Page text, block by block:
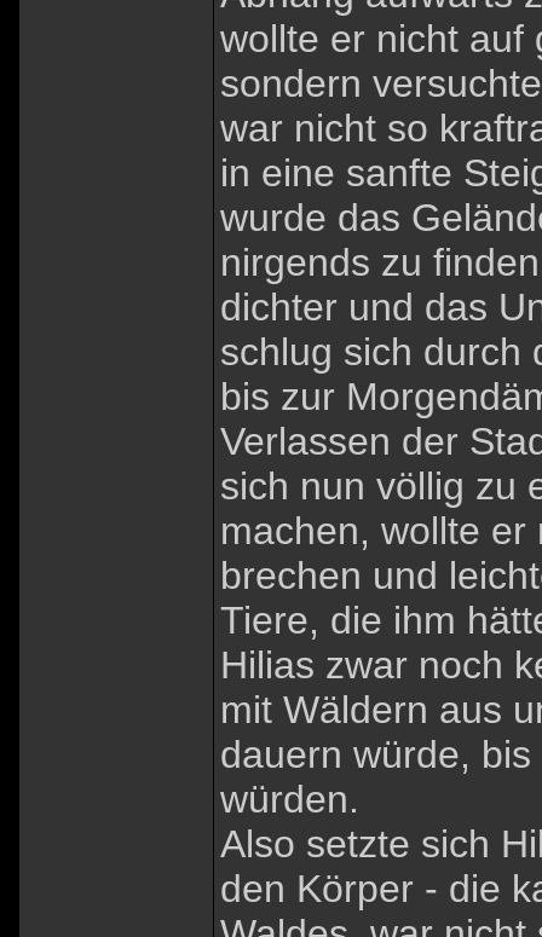
wollte er nicht auf
sondern
war nicht so
in eine sanfte
wurde das
nirgends zu
dichter und das
schlug sich durch
bis zur
Verlassen der
sich nun völlig zu
machen, wollte
brechen und
Tiere, die ihm
Hilias zwar noch
mit Wäldern aus
dauern würde,
würden.
Also setzte sich
den Körper - die